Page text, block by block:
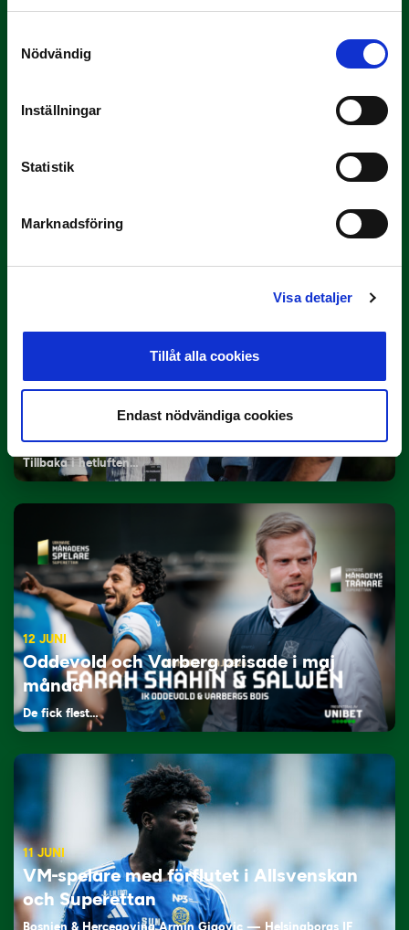
Nödvändig
Inställningar
Statistik
Marknadsföring
Visa detaljer
Tillåt alla cookies
Endast nödvändiga cookies
3 JULI
Lagerlöf tar över i Sandvikens IF
Tillbaka i hetluften…
12 JUNI
Oddevold och Varberg prisade i maj
månad
De fick flest…
11 JUNI
VM-spelare med förflutet i Allsvenskan
och Superettan
Bosnien & Hercegovina Armin Gigovic — Helsingborgs IF